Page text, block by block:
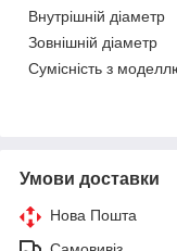
Внутрішній діаметр
Зовнішній діаметр
Сумісність з
Умови доставки
Нова Пошта